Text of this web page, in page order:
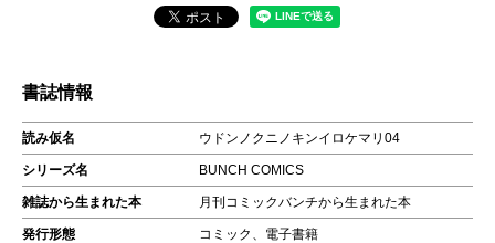
書誌情報
読み仮名 ウドンノクニノキンイロケマリ04
シリーズ名 BUNCH COMICS
雑誌から生まれた本 月刊コミックバンチから生まれた本
発行形態 コミック、電子書籍